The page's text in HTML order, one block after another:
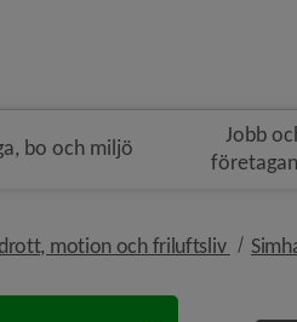
bo och miljö
Jobb
i brödsmulenavigeringen
motion och friluftsliv nivå i